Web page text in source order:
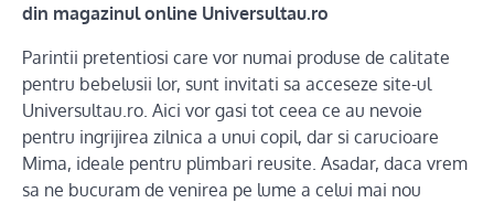
din magazinul online Universultau.ro
Parintii pretentiosi care vor numai produse de calitate
pentru bebelusii lor, sunt invitati sa acceseze site-ul
Universultau.ro. Aici vor gasi tot ceea ce au nevoie
pentru ingrijirea zilnica a unui copil, dar si carucioare
Mima, ideale pentru plimbari reusite. Asadar, daca vrem
sa ne bucuram de venirea pe lume a celui mai nou